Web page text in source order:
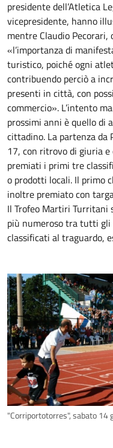
presidente dell’Atletica
vicepresidente, hanno
mentre Claudio
«l’importanza di
turistico, poiché ogni
contribuendo perciò a
presenti in città, con
commercio». L’intento
prossimi anni è quello di
cittadino. La partenza da
17, con ritrovo di giuria
premiati i primi tre
o prodotti locali. Il primo
inoltre premiato con
Il Trofeo Martiri Turritani
più numeroso tra tutti
classificati al traguardo,
"Corriportotorres", sabato